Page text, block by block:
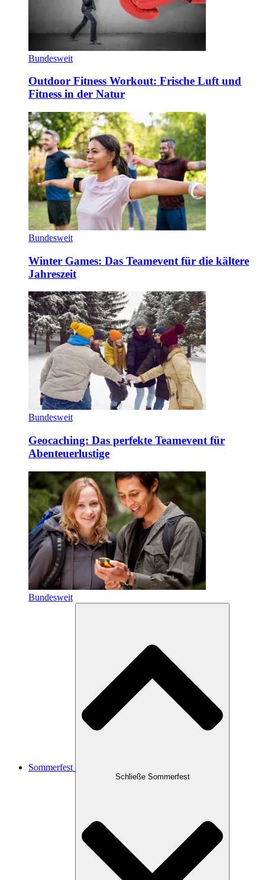
Bundesweit
Outdoor Fitness Workout: Frische Luft und
Fitness in der Natur
Bundesweit
Winter Games: Das Teamevent für die kältere
Jahreszeit
Bundesweit
Geocaching: Das perfekte Teamevent für
Abenteuerlustige
Bundesweit
Sommerfest
Schließe Sommerfest